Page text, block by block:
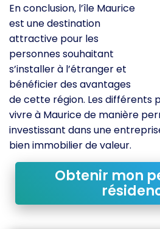
En conclusion, l’île Maurice
est une destination
attractive pour les
personnes souhaitant
s’installer à l’étranger et
bénéficier des avantages
de cette région. Les différents
vivre à Maurice de manière
investissant dans une
bien immobilier de valeur.
Obtenir mon